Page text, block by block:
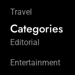
Travel
Categories
Editorial
Entertainment